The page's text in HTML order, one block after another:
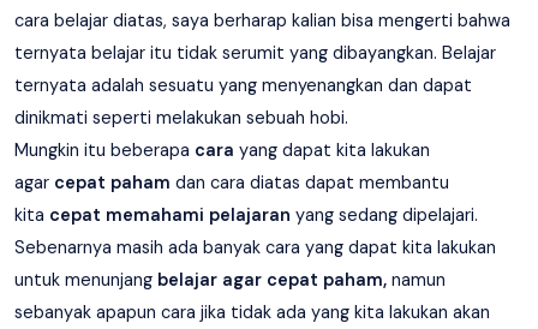
cara belajar diatas, saya berharap kalian bisa mengerti bahwa
ternyata belajar itu tidak serumit yang dibayangkan. Belajar
ternyata adalah sesuatu yang menyenangkan dan dapat
dinikmati seperti melakukan sebuah hobi.
Mungkin itu beberapa cara yang dapat kita lakukan
agar cepat paham dan cara diatas dapat membantu
kita cepat memahami pelajaran yang sedang dipelajari.
Sebenarnya masih ada banyak cara yang dapat kita lakukan
untuk menunjang belajar agar cepat paham, namun
sebanyak apapun cara jika tidak ada yang kita lakukan akan